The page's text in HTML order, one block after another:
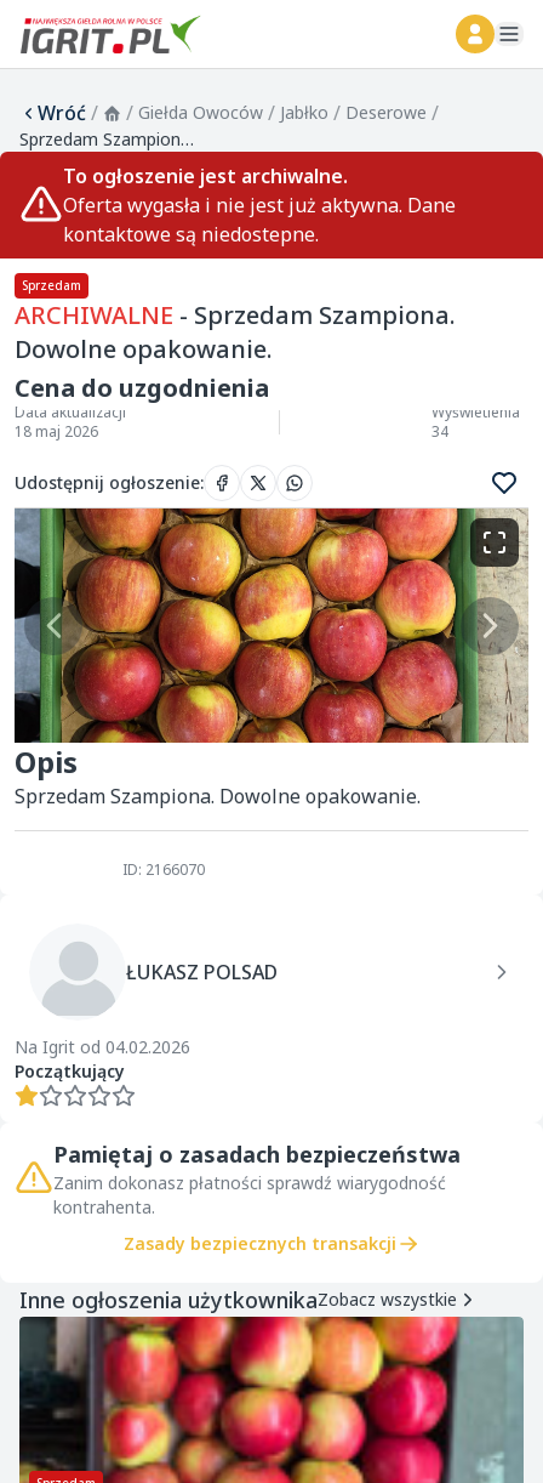
Wróć/ / Giełda Owoców / Jabłko / Deserowe /
Sprzedam Szampiona. Dowolne opakowanie.
To ogłoszenie jest archiwalne.
Oferta wygasła i nie jest już aktywna. Dane
kontaktowe są niedostepne.
Sprzedam
ARCHIWALNE - Sprzedam Szampiona.
Dowolne opakowanie.
Cena do uzgodnienia
Data aktualizacji
18 maj 2026
Wyświetlenia
34
Udostępnij ogłoszenie:
Opis
Sprzedam Szampiona. Dowolne opakowanie.
ID: 2166070
ŁUKASZ POLSAD
Na Igrit od 04.02.2026
Początkujący
Pamiętaj o zasadach bezpieczeństwa
Zanim dokonasz płatności sprawdź wiarygodność
kontrahenta.
Zasady bezpiecznych transakcji
Inne ogłoszenia użytkownikaZobacz wszystkie